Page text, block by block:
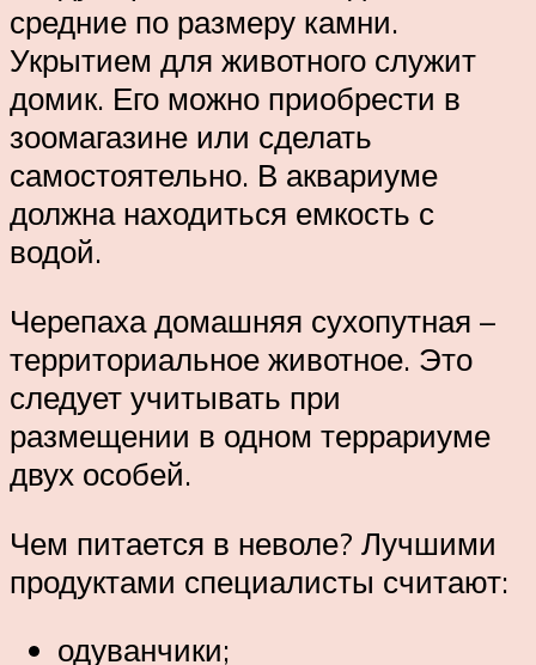
средние по размеру камни.
Укрытием для животного служит
домик. Его можно приобрести в
зоомагазине или сделать
самостоятельно. В аквариуме
должна находиться емкость с
водой.
Черепаха домашняя сухопутная –
территориальное животное. Это
следует учитывать при
размещении в одном террариуме
двух особей.
Чем питается в неволе? Лучшими
продуктами специалисты считают:
одуванчики;